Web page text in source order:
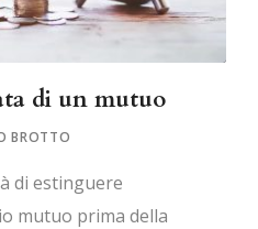
di un mutuo
BROTTO
di estinguere
mutuo prima della